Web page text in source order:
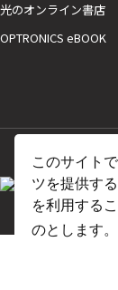
このサイト
ツを提供す
を利用する
のとします。
光のオンライン書店
OPTRONICS eBOOK